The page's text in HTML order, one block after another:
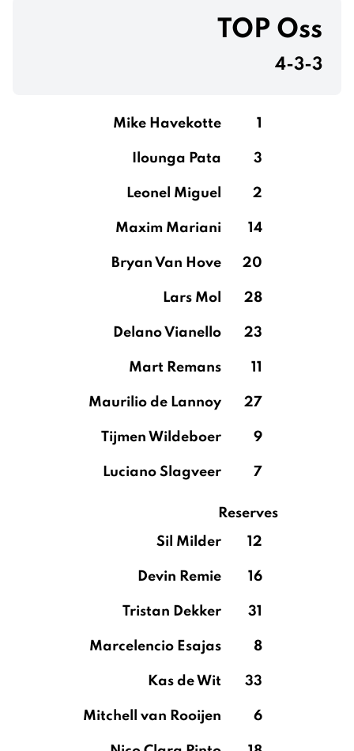
TOP Oss
4-3-3
Mike Havekotte 1
Ilounga Pata 3
Leonel Miguel 2
Maxim Mariani 14
Bryan Van Hove 20
Lars Mol 28
Delano Vianello 23
Mart Remans 11
Maurilio de Lannoy 27
Tijmen Wildeboer 9
Luciano Slagveer 7
Reserves
Sil Milder
12
Devin Remie 16
Tristan Dekker 31
Marcelencio Esajas 8
Kas de Wit 33
Mitchell van Rooijen 6